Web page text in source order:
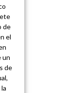
de
el
un
de